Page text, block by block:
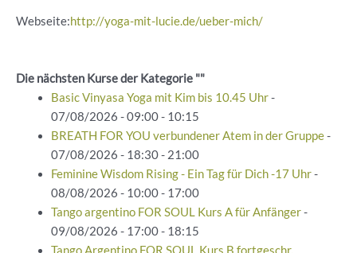
Webseite:http://yoga-mit-lucie.de/ueber-mich/
Die nächsten Kurse der Kategorie ""
Basic Vinyasa Yoga mit Kim bis 10.45 Uhr-
07/08/2026 - 09:00 - 10:15
BREATH FOR YOU verbundener Atem in der Gruppe-
07/08/2026 - 18:30 - 21:00
Feminine Wisdom Rising - Ein Tag für Dich -17 Uhr-
08/08/2026 - 10:00 - 17:00
Tango argentino FOR SOUL Kurs A für Anfänger-
09/08/2026 - 17:00 - 18:15
Tango Argentino FOR SOUL Kurs B fortgeschr.